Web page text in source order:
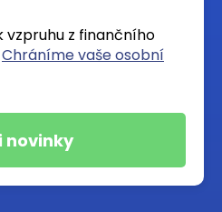
vzpruhu z finančního
Chráníme vaše osobní